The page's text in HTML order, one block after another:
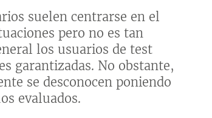
suelen centrarse en el
pero no es tan
los usuarios de test
garantizadas. No obstante,
se desconocen poniendo
evaluados.